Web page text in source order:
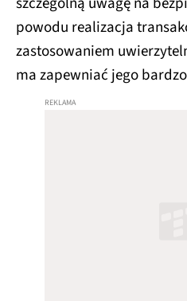
powodu realizacja
zastosowaniem
ma zapewniać jego